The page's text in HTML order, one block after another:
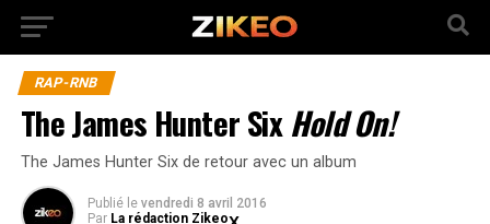
RAP-RNB
The James Hunter Six Hold On!
The James Hunter Six de retour avec un album
Publié le vendredi 8 avril 2016
Par La rédaction Zikeo